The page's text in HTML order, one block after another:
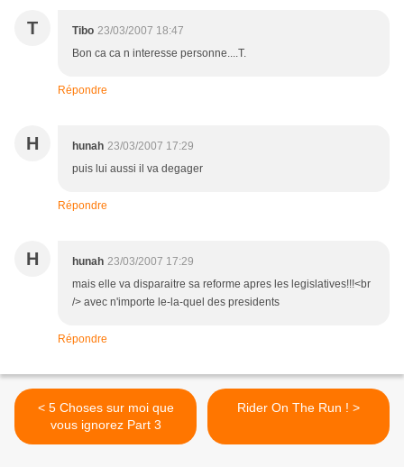
T Tibo 23/03/2007 18:47
Bon ca ca n interesse personne....T.
Répondre
H hunah 23/03/2007 17:29
puis lui aussi il va degager
Répondre
H hunah 23/03/2007 17:29
mais elle va disparaitre sa reforme apres les legislatives!!!<br
/> avec n'importe le-la-quel des presidents
Répondre
< 5 Choses sur moi que
vous ignorez Part 3
Rider On The Run ! >